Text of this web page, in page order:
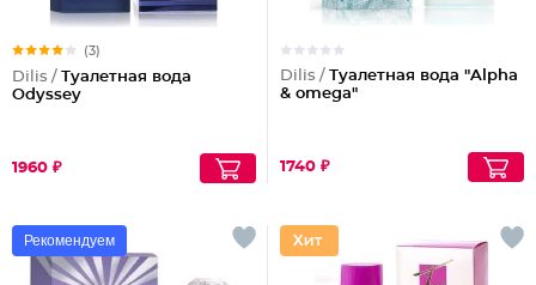
(3)
Dilis / Туалетная вода
Odyssey
1960 ₽
Dilis / Туалетная вода "Alpha
& omega"
1740 ₽
Рекомендуем